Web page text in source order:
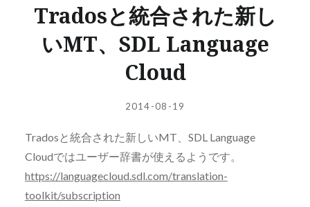
Tradosと統合された新し
いMT、SDL Language
Cloud
投
者:
YUJI
投
日:
2014-08-19
Tradosと統合された新しいMT、SDL Language
Cloudではユーザー辞書が使えるようです。
https://languagecloud.sdl.com/translation-
toolkit/subscription